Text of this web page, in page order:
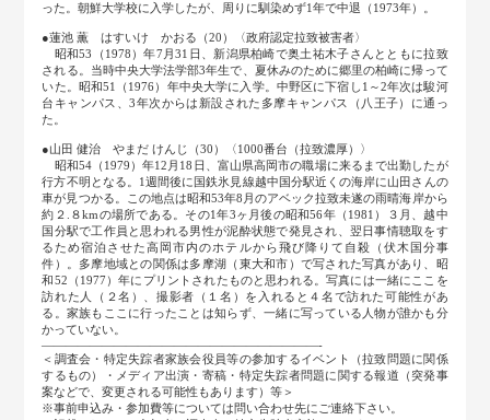
った。朝鮮大学校に入学したが、周りに馴染めず1年で中退（1973年）。
●蓮池 薫 はすいけ かおる（20）〈政府認定拉致被害者〉
昭和53（1978）年7月31日、新潟県柏崎で奥土祐木子さんとともに拉致
される。当時中央大学法学部3年生で、夏休みのために郷里の柏崎に帰って
いた。昭和51（1976）年中央大学に入学。中野区に下宿し1～2年次は駿河
台キャンパス、3年次からは新設された多摩キャンパス（八王子）に通っ
た。
●山田 健治 やまだ けんじ（30）〈1000番台（拉致濃厚）〉
昭和54（1979）年12月18日、富山県高岡市の職場に来るまで出勤したが
行方不明となる。1週間後に国鉄氷見線越中国分駅近くの海岸に山田さんの
車が見つかる。この地点は昭和53年8月のアベック拉致未遂の雨晴海岸から
約２.８kmの場所である。その1年3ヶ月後の昭和56年（1981）３月、越中
国分駅で工作員と思われる男性が泥酔状態で発見され、翌日事情聴取をす
るため宿泊させた高岡市内のホテルから飛び降りて自殺（伏木国分事
件）。多摩地域との関係は多摩湖（東大和市）で写された写真があり、昭
和52（1977）年にプリントされたものと思われる。写真には一緒にここを
訪れた人（２名）、撮影者（１名）を入れると４名で訪れた可能性があ
る。家族もここに行ったことは知らず、一緒に写っている人物が誰かも分
かっていない。
―――――――――――――――――――――――-
＜調査会・特定失踪者家族会役員等の参加するイベント（拉致問題に関係
するもの）・メディア出演・寄稿・特定失踪者問題に関する報道（突発事
案などで、変更される可能性もあります）等＞
※事前申込み・参加費等については問い合わせ先にご連絡下さい。